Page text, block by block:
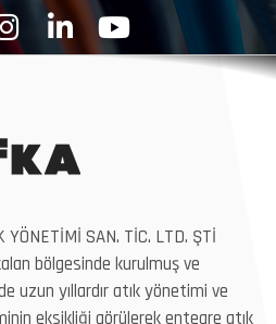
YÖNETİMİ SAN. TİC. LTD. ŞTİ
bölgesinde kurulmuş ve
uzun yıllardır atık yönetimi ve
eksikliği görülerek entegre atık